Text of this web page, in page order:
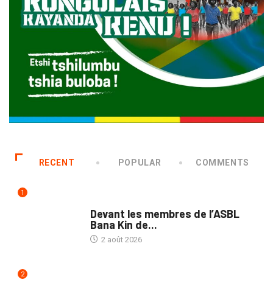
RECENT POPULAR COMMENTS
1
Devant les membres de l’ASBL
Bana Kin de...
2 août 2026
2